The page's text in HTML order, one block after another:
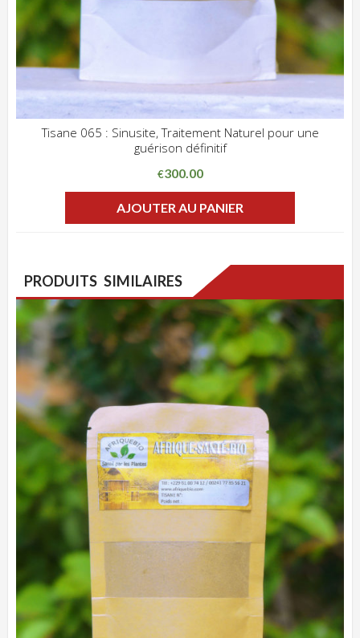
Tisane 065 : Sinusite, Traitement Naturel pour une
guérison définitif
€300.00
AJOUTER AU PANIER
PRODUITS SIMILAIRES